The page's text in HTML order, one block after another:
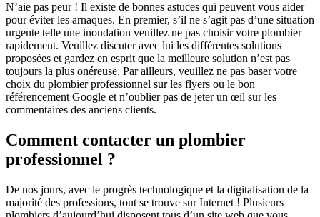
N’aie pas peur ! Il existe de bonnes astuces qui peuvent vous aider
pour éviter les arnaques. En premier, s’il ne s’agit pas d’une situation
urgente telle une inondation veuillez ne pas choisir votre plombier
rapidement. Veuillez discuter avec lui les différentes solutions
proposées et gardez en esprit que la meilleure solution n’est pas
toujours la plus onéreuse. Par ailleurs, veuillez ne pas baser votre
choix du plombier professionnel sur les flyers ou le bon
référencement Google et n’oublier pas de jeter un œil sur les
commentaires des anciens clients.
Comment contacter un plombier
professionnel ?
De nos jours, avec le progrès technologique et la digitalisation de la
majorité des professions, tout se trouve sur Internet ! Plusieurs